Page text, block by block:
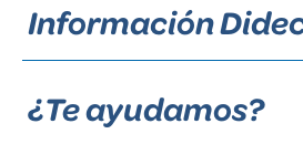
Información
¿Te ayudamos?